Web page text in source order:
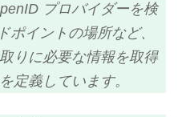
プロバイダーを検
ポイントの場所など、
りに必要な情報を取得
定義しています。